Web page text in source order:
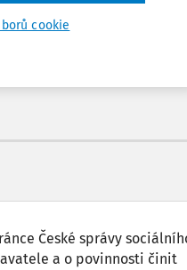
České správy
a o povinnosti činit
cookie